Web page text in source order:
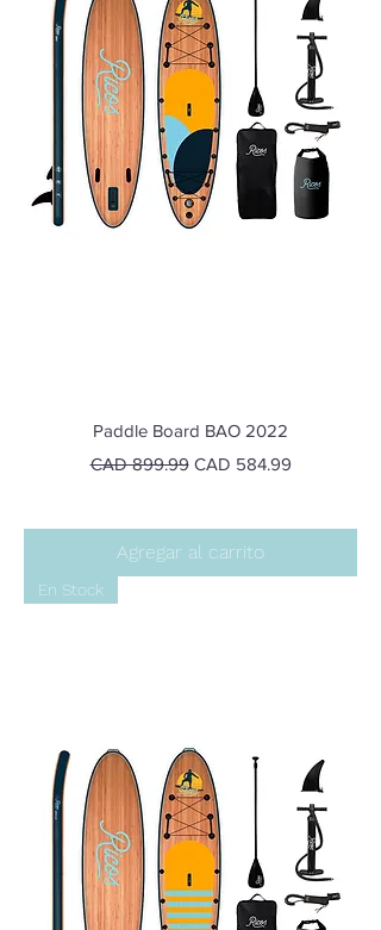
Paddle Board BAO 2022
Precio
CAD 899.99 Precio de oferta
CAD 584.99
Agregar al carrito
En Stock